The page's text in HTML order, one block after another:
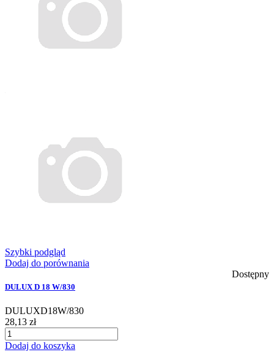
Szybki podgląd
Dodaj do porównania
Dostępny
DULUX D 18 W/830
DULUXD18W/830
28,13 zł
Dodaj do koszyka